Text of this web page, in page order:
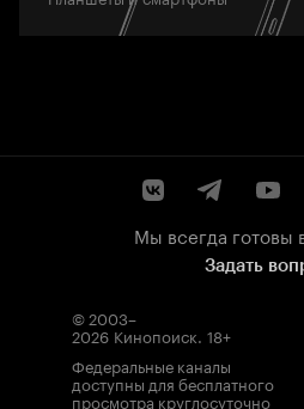
Мы всегда готовы
Задать
© 2003–
2026 Кинопоиск. 18+
Федеральные каналы
доступны для бесплатного
просмотра круглосуточно